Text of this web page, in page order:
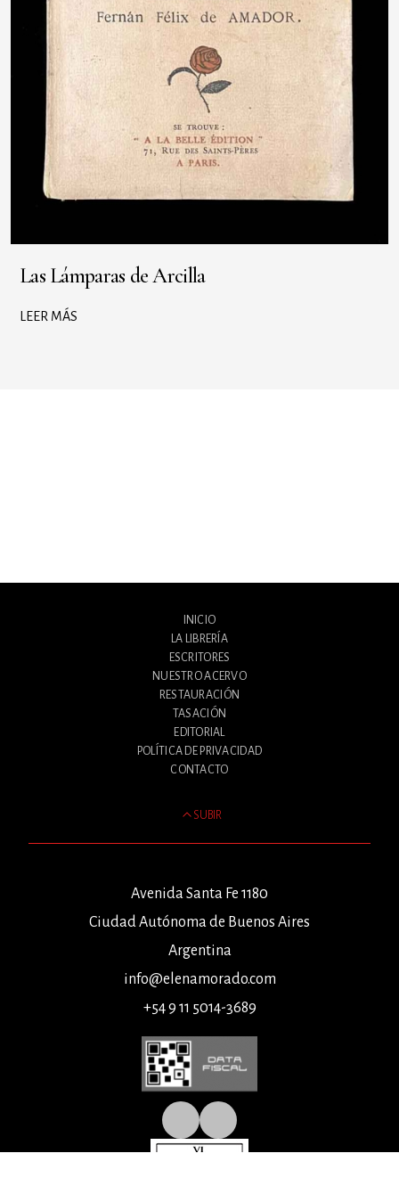
Las Lámparas de Arcilla
LEER MÁS
INICIO
LA LIBRERÍA
ESCRITORES
NUESTRO ACERVO
RESTAURACIÓN
TASACIÓN
EDITORIAL
POLÍTICA DE PRIVACIDAD
CONTACTO
SUBIR
Avenida Santa Fe 1180
Ciudad Autónoma de Buenos Aires
Argentina
info@elenamorado.com
+54 9 11 5014-3689